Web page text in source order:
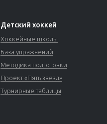
Детский хоккей
Хоккейные школы
База упражнений
Методика подготовки
Проект «Пять звезд»
Турнирные таблицы